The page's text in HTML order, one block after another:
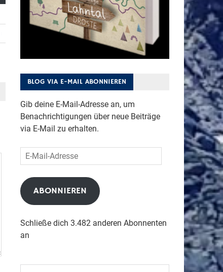
BLOG VIA E-MAIL ABONNIEREN
Gib deine E-Mail-Adresse an, um
Benachrichtigungen über neue Beiträge
via E-Mail zu erhalten.
E-
Mail-
Adresse
ABONNIEREN
Schließe dich 3.482 anderen Abonnenten
an